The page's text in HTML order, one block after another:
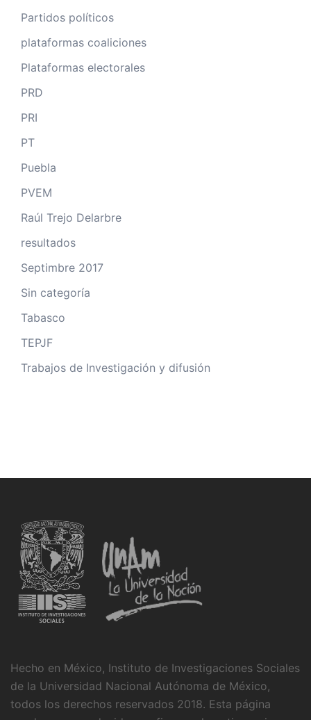
Partidos políticos
plataformas coaliciones
Plataformas electorales
PRD
PRI
PT
Puebla
PVEM
Raúl Trejo Delarbre
resultados
Septimbre 2017
Sin categoría
Tabasco
TEPJF
Trabajos de Investigación y difusión
Hecho en México, Instituto de Investigaciones Sociales
de la Universidad Nacional Autónoma de México,
todos los derechos reservados 2018. Esta página